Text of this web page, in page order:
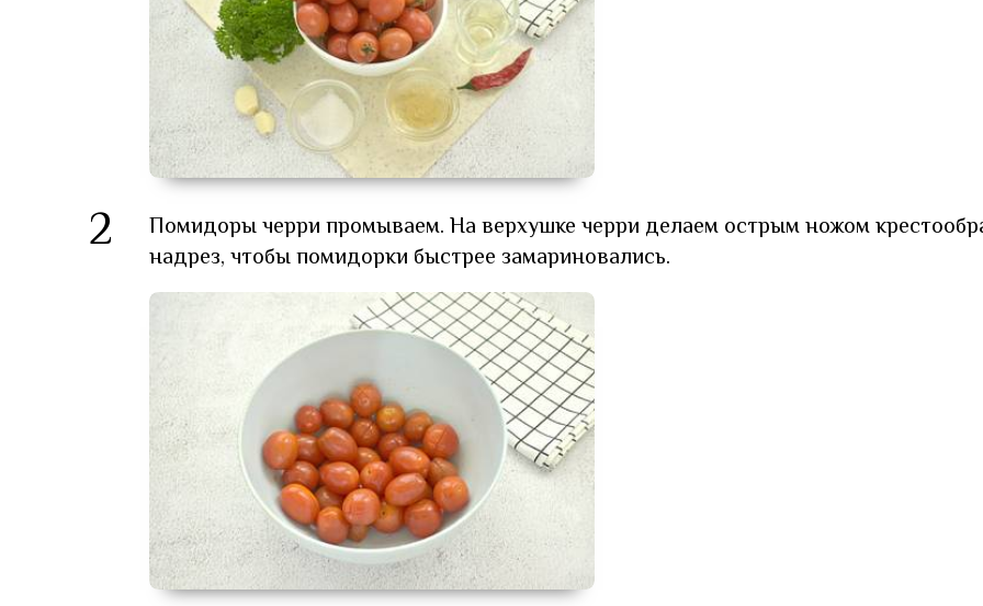
2
Помидоры черри промываем. На верхушке черри делаем острым ножом
надрез, чтобы помидорки быстрее замариновались.